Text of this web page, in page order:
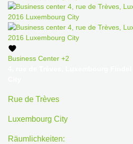
Business Center +2
Rue de Trèves
Luxembourg City
Räumlichkeiten: